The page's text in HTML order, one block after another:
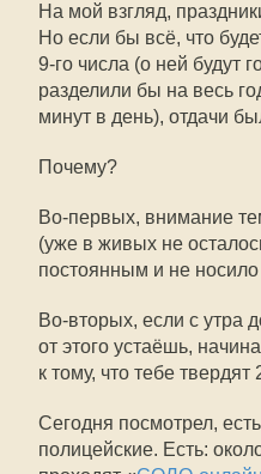
На мой взгляд,
Но если бы всё, что
9-го числа (о ней будут
разделили бы на весь
минут в день), отдачи
Почему?
Во-первых, внимание
(уже в живых не
постоянным и не носило
Во-вторых, если с утра
от этого устаёшь,
к тому, что тебе твердят
Сегодня посмотрел,
полицейские. Есть: